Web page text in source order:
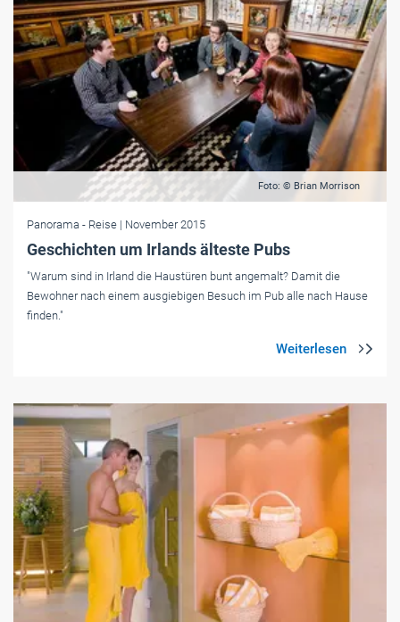
Foto: © Brian Morrison
Panorama - Reise | November 2015
Geschichten um Irlands älteste Pubs
"Warum sind in Irland die Haustüren bunt angemalt? Damit die
Bewohner nach einem ausgiebigen Besuch im Pub alle nach Hause
finden."